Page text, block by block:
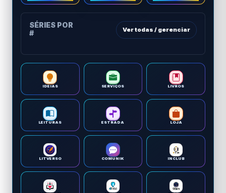
SÉRIES POR
#
Ver todas / gerenciar
IDEIAS SERVIÇOS LIVROS
LEITURAS ESTRADA LOJA
LITVERSO COMUNIK INCLUB